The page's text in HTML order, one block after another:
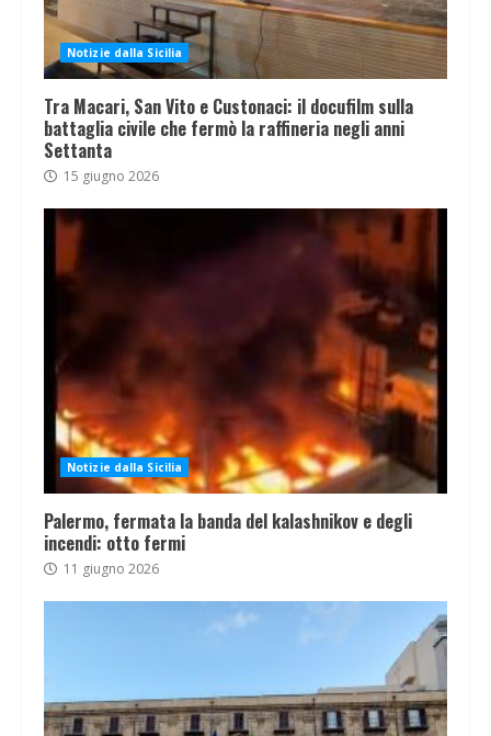
Notizie dalla Sicilia
Tra Macari, San Vito e Custonaci: il docufilm sulla
battaglia civile che fermò la raffineria negli anni
Settanta
15 giugno 2026
Notizie dalla Sicilia
Palermo, fermata la banda del kalashnikov e degli
incendi: otto fermi
11 giugno 2026